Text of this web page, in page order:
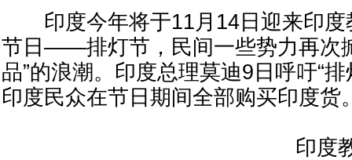
印度今年将于11月14日迎来印度
节日——排灯节，民间一些势力再次
品”的浪潮。印度总理莫迪9日呼吁“
印度民众在节日期间全部购买印度货
印度教